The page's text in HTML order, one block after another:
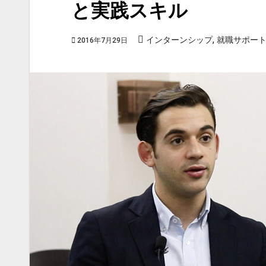
と実践スキル
2016年7月29日 インターンシップ, 就職サポート